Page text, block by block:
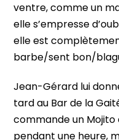
ventre, comme un
elle s’empresse
elle est
barbe/sent bon/
Jean-Gérard lui
tard au Bar de la
commande un
pendant une heure,